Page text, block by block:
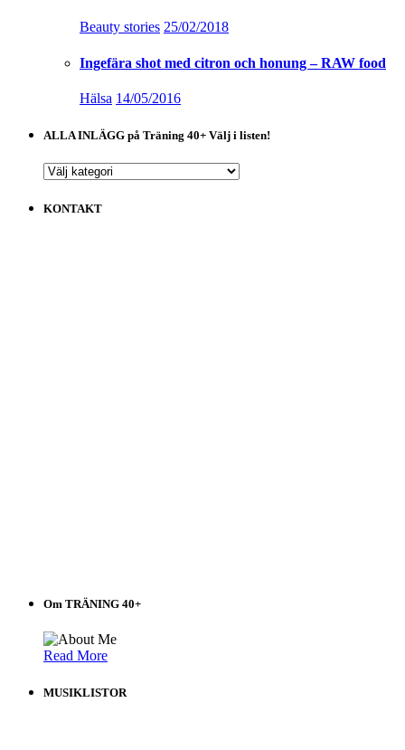
Beauty stories 25/02/2018
Ingefära shot med citron och honung – RAW food
Hälsa 14/05/2016
ALLA INLÄGG på Träning 40+ Välj i listen!
ALLA
på
KONTAKT
Om TRÄNING 40+
Read More
MUSIKLISTOR